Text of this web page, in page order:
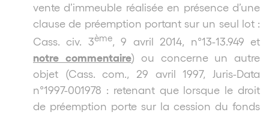
vente d’immeuble réalisée en présence d’une
clause de préemption portant sur un seul lot :
Cass. civ. 3ème, 9 avril 2014, n°13-13.949 et
notre commentaire) ou concerne un autre
objet (Cass. com., 29 avril 1997, Juris-Data
n°1997-001978 : retenant que lorsque le droit
de préemption porte sur la cession du fonds